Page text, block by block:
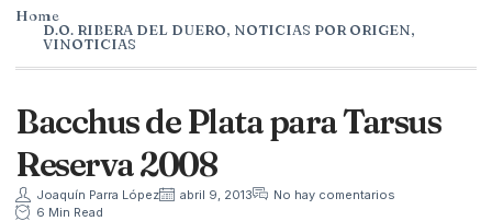
Home
D.O. RIBERA DEL DUERO, NOTICIAS POR ORIGEN,
VINOTICIAS
Bacchus de Plata para Tarsus
Reserva 2008
Joaquín Parra López abril 9, 2013
No hay comentarios
6 Min Read